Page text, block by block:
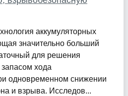
аккумуляторных
значительно больший
для решения
хода
одновременном снижении
и взрыва. Исследов...